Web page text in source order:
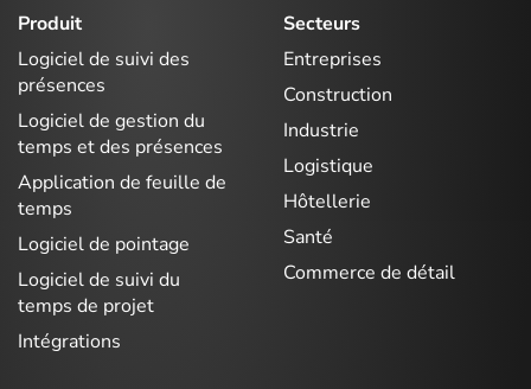
Produit
Logiciel de suivi des
présences
Logiciel de gestion du
temps et des présences
Application de feuille de
temps
Logiciel de pointage
Logiciel de suivi du
temps de projet
Intégrations
Secteurs
Entreprises
Construction
Industrie
Logistique
Hôtellerie
Santé
Commerce de détail